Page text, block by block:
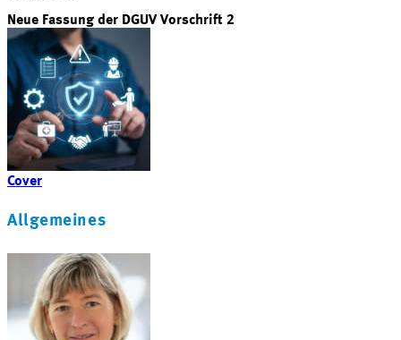
Neue Fassung der DGUV Vorschrift 2
Cover
Allgemeines